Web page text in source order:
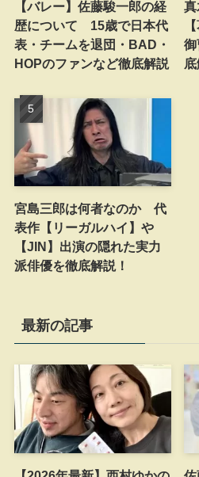
【バレー】佐藤駿一郎の経
歴について 15歳で日本代
表・チームを退団・BAD・
HOPのファンなど徹底解説
宮島三郎は何者なのか 代
表作【リーガルハイ】や
【JIN】出演の隠れた実力
派俳優を徹底解説！
最新の記事